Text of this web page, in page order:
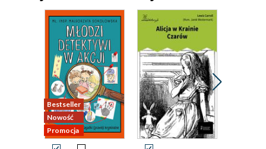
Bestseller
Nowość
Promocja